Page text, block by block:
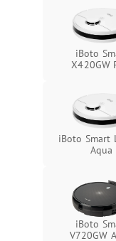
iBoto
Х420GW
iBoto Smart
Aqua
iBoto
V720GW